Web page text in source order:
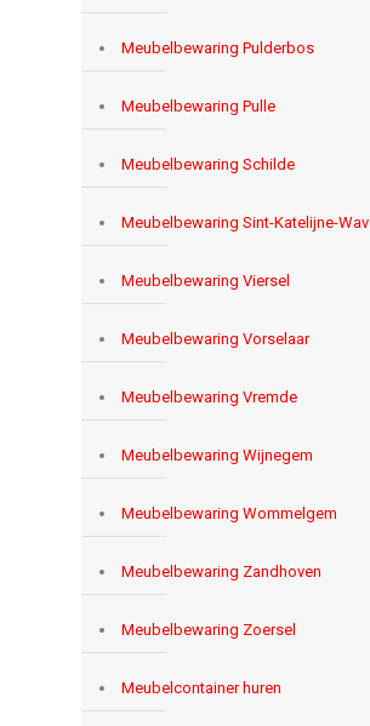
Meubelbewaring Pulderbos
Meubelbewaring Pulle
Meubelbewaring Schilde
Meubelbewaring Sint-Katelijne-
Meubelbewaring Viersel
Meubelbewaring Vorselaar
Meubelbewaring Vremde
Meubelbewaring Wijnegem
Meubelbewaring Wommelgem
Meubelbewaring Zandhoven
Meubelbewaring Zoersel
Meubelcontainer huren